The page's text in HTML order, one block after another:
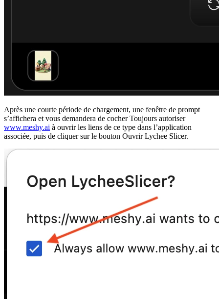
Après une courte période de chargement, une fenêtre de prompt
s’affichera et vous demandera de cocherToujours autoriser
www.meshy.ai à ouvrir les liens de ce type dans l’application
associée, puis de cliquer sur le bouton Ouvrir Lychee Slicer.